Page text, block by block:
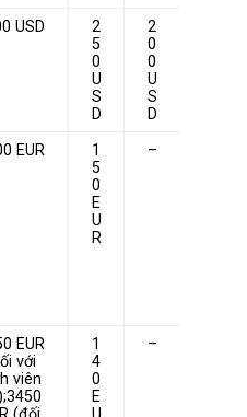
USD
2
5
0
U
S
D
2
0
0
U
S
D
EUR
1
5
0
E
U
R
–
EUR
với
viên
1
4
0
E
–